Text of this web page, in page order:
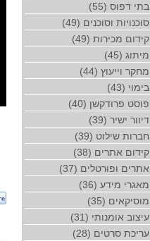
בתי דפוס (55)
סוכנויות וסוכנים (49)
קידום מכירות (49)
מיתוג (45)
מחקר וייעוץ (44)
בימוי (43)
פוסט פרודקשן (40)
דיוור ישיר (39)
חברות שילוט (39)
קידום אתרים (38)
אתרים ופורטלים (37)
מאגרי מידע (36)
מוסיקאים (35)
עיצוב אומנותי (31)
עריכת סרטים (28)